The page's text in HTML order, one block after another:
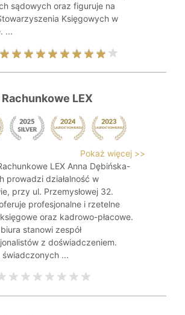
sądowych oraz figuruje na
Księgowych w
...
LEX
Pokaż więcej >>
LEX Anna Dębińska-
prowadzi działalność w
przy ul. Przemysłowej 32.
profesjonalne i rzetelne
księgowe oraz kadrowo-płacowe.
stanowi zespół
z doświadczeniem.
świadczonych ...